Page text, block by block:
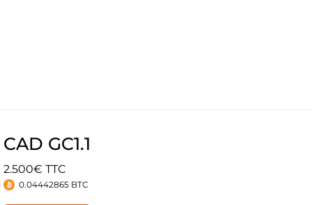
CAD GC1.1
2.500€ TTC
0.04442865 BTC